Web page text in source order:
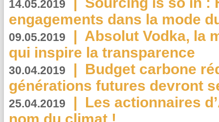
14.05.2019
engagements dans la mode
09.05.2019 | Absolut Vodka, la
qui inspire la transparence
30.04.2019 | Budget carbone
générations futures devront
25.04.2019 | Les actionnaires